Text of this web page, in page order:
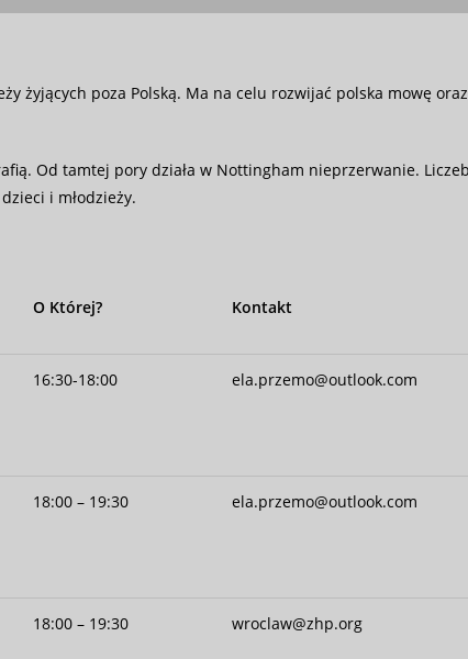
żyjących poza Polską. Ma na celu rozwijać polska mowę
Od tamtej pory działa w Nottingham nieprzerwanie.
i młodzieży.
O Której? Kontakt
16:30-18:00 ela.przemo@outlook.com
18:00 – 19:30 ela.przemo@outlook.com
18:00 – 19:30 wroclaw@zhp.org